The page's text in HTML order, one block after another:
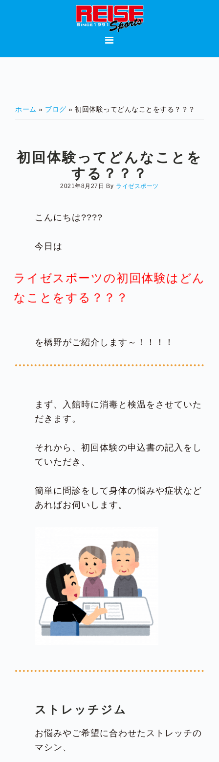
ホーム » ブログ » 初回体験ってどんなことをする？？？
初回体験ってどんなことを
する？？？
2021年8月27日 By ライゼスポーツ
こんにちは????
今日は
ライゼスポーツの初回体験はどん
なことをする？？？
を橋野がご紹介します～！！！！
まず、入館時に消毒と検温をさせていた
だきます。
それから、初回体験の申込書の記入をし
ていただき、
簡単に問診をして身体の悩みや症状など
あればお伺いします。
ストレッチジム
お悩みやご希望に合わせたストレッチの
マシン、